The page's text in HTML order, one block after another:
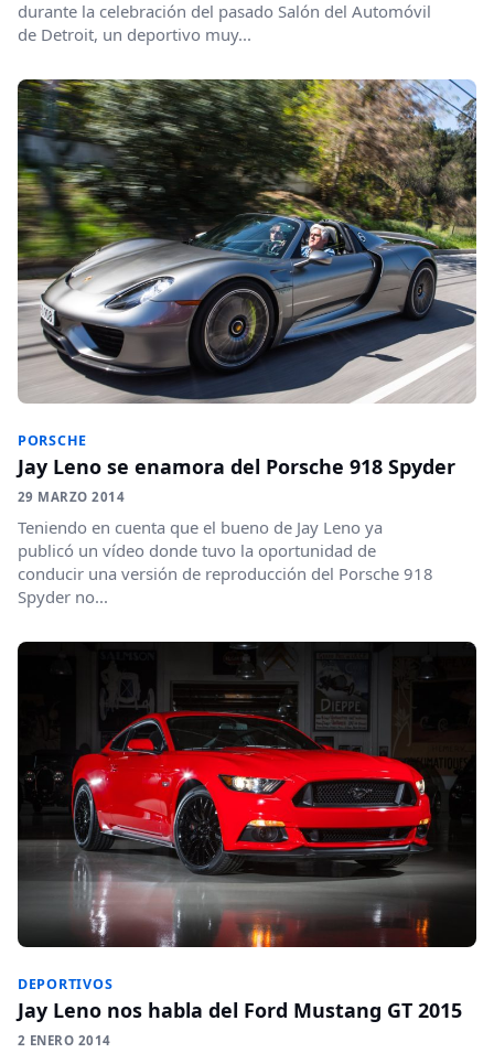
durante la celebración del pasado Salón del Automóvil
de Detroit, un deportivo muy...
PORSCHE
Jay Leno se enamora del Porsche 918 Spyder
29 MARZO 2014
Teniendo en cuenta que el bueno de Jay Leno ya
publicó un vídeo donde tuvo la oportunidad de
conducir una versión de reproducción del Porsche 918
Spyder no...
DEPORTIVOS
Jay Leno nos habla del Ford Mustang GT 2015
2 ENERO 2014